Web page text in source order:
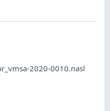
2020-0010.nasl